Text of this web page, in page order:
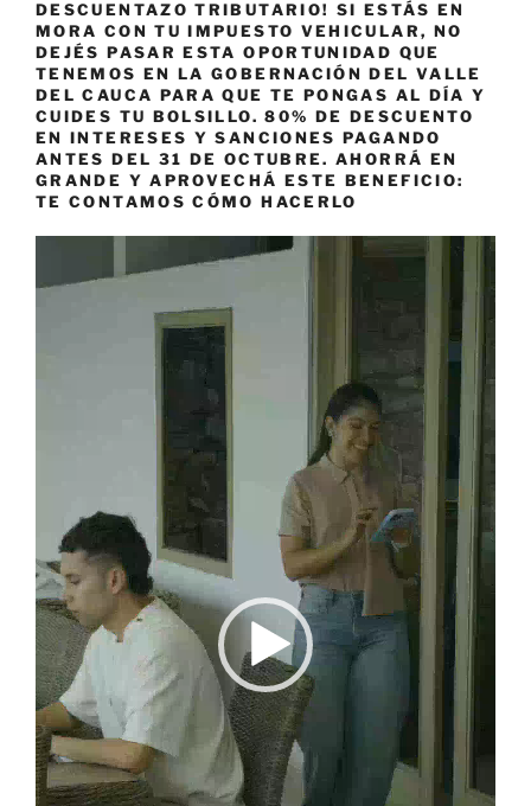
DESCUENTAZO TRIBUTARIO! SI ESTÁS EN
MORA CON TU IMPUESTO VEHICULAR, NO
DEJÉS PASAR ESTA OPORTUNIDAD QUE
TENEMOS EN LA GOBERNACIÓN DEL VALLE
DEL CAUCA PARA QUE TE PONGAS AL DÍA Y
CUIDES TU BOLSILLO. 80% DE DESCUENTO
EN INTERESES Y SANCIONES PAGANDO
ANTES DEL 31 DE OCTUBRE. AHORRÁ EN
GRANDE Y APROVECHÁ ESTE BENEFICIO:
TE CONTAMOS CÓMO HACERLO